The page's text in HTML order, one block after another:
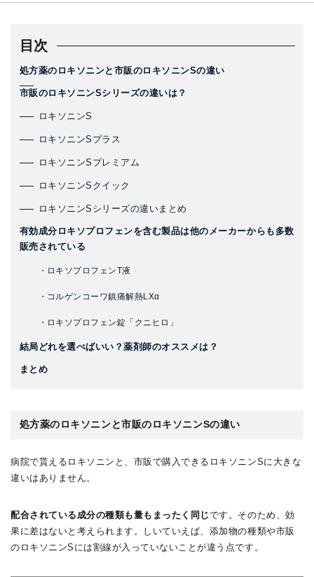
目次
処方薬のロキソニンと市販のロキソニンSの違い
市販のロキソニンSシリーズの違いは？
ロキソニンS
ロキソニンSプラス
ロキソニンSプレミアム
ロキソニンSクイック
ロキソニンSシリーズの違いまとめ
有効成分ロキソプロフェンを含む製品は他のメーカーからも多数
販売されている
・ロキソプロフェンT液
・コルゲンコーワ鎮痛解熱LXα
・ロキソプロフェン錠「クニヒロ」
結局どれを選べばいい？薬剤師のオススメは？
まとめ
処方薬のロキソニンと市販のロキソニンSの違い
病院で貰えるロキソニンと、市販で購入できるロキソニンSに大きな
違いはありません。
配合されている成分の種類も量もまったく同じです。そのため、効
果に差はないと考えられます。しいていえば、添加物の種類や市販
のロキソニンSには割線が入っていないことが違う点です。